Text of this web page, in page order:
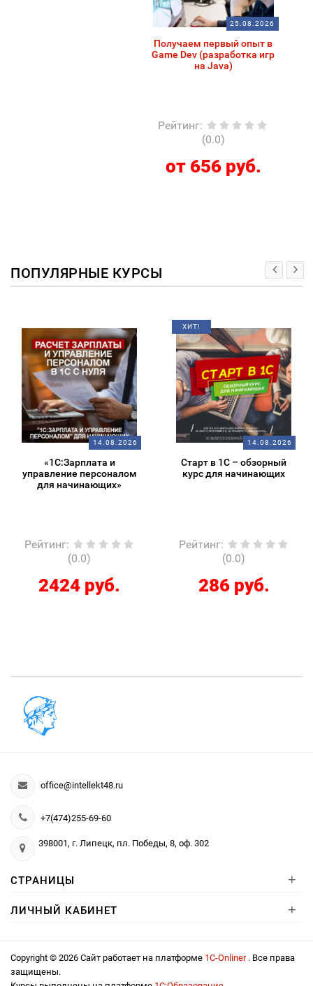
25.08.2026
Получаем первый опыт в
Game Dev (разработка игр
на Java)
Рейтинг:
(0.0)
от 656 руб.
ПОПУЛЯРНЫЕ КУРСЫ
14.08.2026
«1С:Зарплата и
управление персоналом
для начинающих»
Рейтинг:
(0.0)
2424 руб.
ХИТ!
14.08.2026
Старт в 1С – обзорный
курс для начинающих
Рейтинг:
(0.0)
286 руб.
office@intellekt48.ru
+7(474)255-69-60
398001, г. Липецк, пл. Победы, 8, оф. 302
СТРАНИЦЫ +
ЛИЧНЫЙ КАБИНЕТ +
Copyright © 2026 Сайт работает на платформе 1С-Onliner . Все права
защищены.